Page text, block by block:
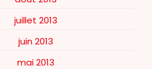
juillet 2013
juin 2013
mai 2013